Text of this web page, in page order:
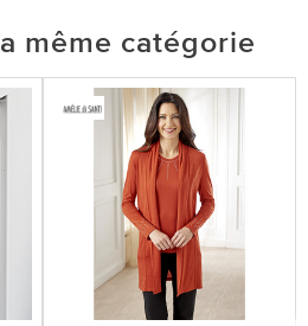
même catégorie